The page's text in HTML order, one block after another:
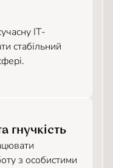
ІТ-
стабільний
гнучкість
з особистими